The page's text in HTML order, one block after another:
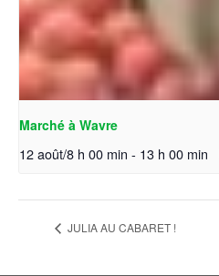
Marché à Wavre
12 août/8 h 00 min - 13 h 00 min
JULIA AU CABARET !